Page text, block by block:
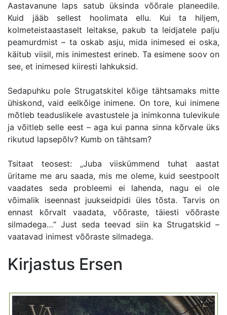
Aastavanune laps satub üksinda võõrale planeedile.
Kuid jääb sellest hoolimata ellu. Kui ta hiljem,
kolmeteistaastaselt leitakse, pakub ta leidjatele palju
peamurdmist – ta oskab asju, mida inimesed ei oska,
käitub viisil, mis inimestest erineb. Ta esimene soov on
see, et inimesed kiiresti lahkuksid.
Sedapuhku pole Strugatskitel kõige tähtsamaks mitte
ühiskond, vaid eelkõige inimene. On tore, kui inimene
mõtleb teaduslikele avastustele ja inimkonna tulevikule
ja võitleb selle eest – aga kui panna sinna kõrvale üks
rikutud lapsepõlv? Kumb on tähtsam?
Tsitaat teosest: „Juba viiskümmend tuhat aastat
üritame me aru saada, mis me oleme, kuid seestpoolt
vaadates seda probleemi ei lahenda, nagu ei ole
võimalik iseennast juukseidpidi üles tõsta. Tarvis on
ennast kõrvalt vaadata, võõraste, täiesti võõraste
silmadega…“ Just seda teevad siin ka Strugatskid –
vaatavad inimest võõraste silmadega.
Kirjastus Ersen